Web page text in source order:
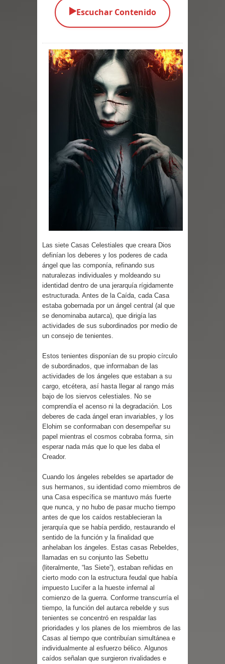
Exaltados y Muertos Vivientes
Los Muertos se Levantan (Relato)
Los Monstruos más Buscados
El Destructor
El Buscador
El Pueblo Protegido
Parte 05: Sitiados
▶️Escuchar Contenido
Las siete Casas Celestiales que creara Dios
definían los deberes y los poderes de cada
ángel que las componía, refinando sus
naturalezas individuales y moldeando su
identidad dentro de una jerarquía rígidamente
estructurada. Antes de la Caída, cada Casa
estaba gobernada por un ángel central (al que
se denominaba autarca), que dirigía las
actividades de sus subordinados por medio de
un consejo de tenientes.
Estos tenientes disponían de su propio círculo
de subordinados, que informaban de las
actividades de los ángeles que estaban a su
cargo, etcétera, así hasta llegar al rango más
bajo de los siervos celestiales. No se
comprendía el acenso ni la degradación. Los
deberes de cada ángel eran invariables, y los
Elohim se conformaban con desempeñar su
papel mientras el cosmos cobraba forma, sin
esperar nada más que lo que les daba el
Creador.
Cuando los ángeles rebeldes se apartador de
sus hermanos, su identidad como miembros de
una Casa específica se mantuvo más fuerte
que nunca, y no hubo de pasar mucho tiempo
antes de que los caídos restablecieran la
jerarquía que se había perdido, restaurando el
sentido de la función y la finalidad que
anhelaban los ángeles. Estas casas Rebeldes,
llamadas en su conjunto las Sebettu
(literalmente, “las Siete”), estaban reñidas en
cierto modo con la estructura feudal que había
impuesto Lucifer a la hueste infernal al
comienzo de la guerra. Conforme transcurría el
tiempo, la función del autarca rebelde y sus
tenientes se concentró en respaldar las
prioridades y los planes de los miembros de las
Casas al tiempo que contribuían simultánea e
individualmente al esfuerzo bélico. Algunos
caídos señalan que surgieron rivalidades e